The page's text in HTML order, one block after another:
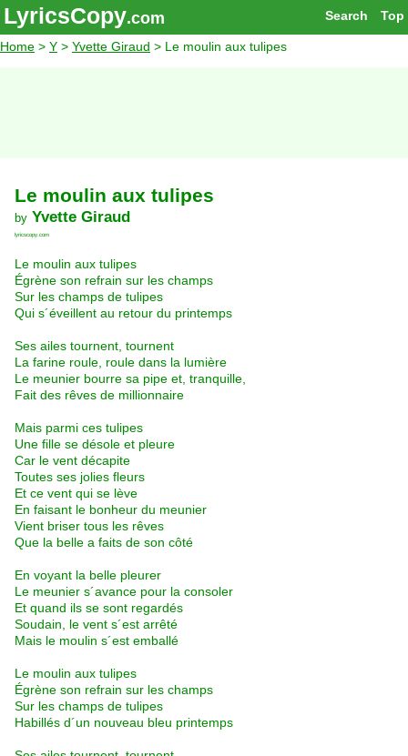
Top
Search
LyricsCopy.com
Home > Y > Yvette Giraud > Le moulin aux tulipes
Le moulin aux tulipes
by Yvette Giraud
lyricscopy.com
Le moulin aux tulipes
Égrène son refrain sur les champs
Sur les champs de tulipes
Qui s´éveillent au retour du printemps
Ses ailes tournent, tournent
La farine roule, roule dans la lumière
Le meunier bourre sa pipe et, tranquille,
Fait des rêves de millionnaire
Mais parmi ces tulipes
Une fille se désole et pleure
Car le vent décapite
Toutes ses jolies fleurs
Et ce vent qui se lève
En faisant le bonheur du meunier
Vient briser tous les rêves
Que la belle a faits de son côté
En voyant la belle pleurer
Le meunier s´avance pour la consoler
Et quand ils se sont regardés
Soudain, le vent s´est arrêté
Mais le moulin s´est emballé
Le moulin aux tulipes
Égrène son refrain sur les champs
Sur les champs de tulipes
Habillés d´un nouveau bleu printemps